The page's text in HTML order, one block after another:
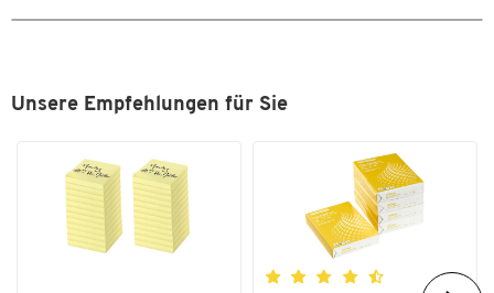
Unsere Empfehlungen für Sie